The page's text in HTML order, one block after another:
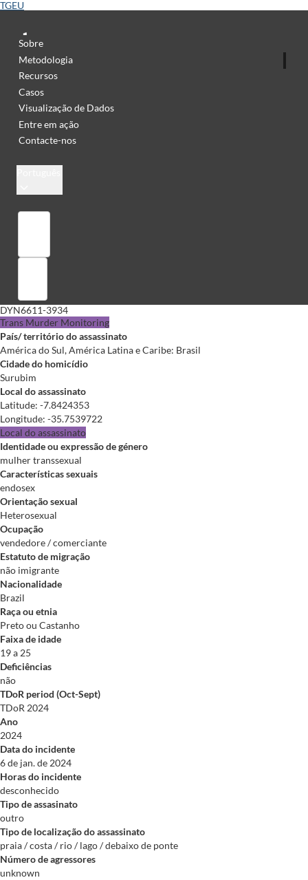
TGEU
Sobre
Metodologia
Recursos
Casos
Visualização de Dados
Entre em ação
Contacte-nos
DYN6611-3934
Trans Murder Monitoring
País/ território do assassinato
América do Sul, América Latina e Caribe: Brasil
Cidade do homicídio
Surubim
Local do assassinato
Latitude: -7.8424353
Longitude: -35.7539722
Local do assassinato
Identidade ou expressão de género
mulher transsexual
Características sexuais
endosex
Orientação sexual
Heterosexual
Ocupação
vendedore / comerciante
Estatuto de migração
não imigrante
Nacionalidade
Brazil
Raça ou etnia
Preto ou Castanho
Faixa de idade
19 a 25
Deficiências
não
TDoR period (Oct-Sept)
TDoR 2024
Ano
2024
Data do incidente
6 de jan. de 2024
Horas do incidente
desconhecido
Tipo de assasinato
outro
Tipo de localização do assassinato
praia / costa / rio / lago / debaixo de ponte
Número de agressores
unknown